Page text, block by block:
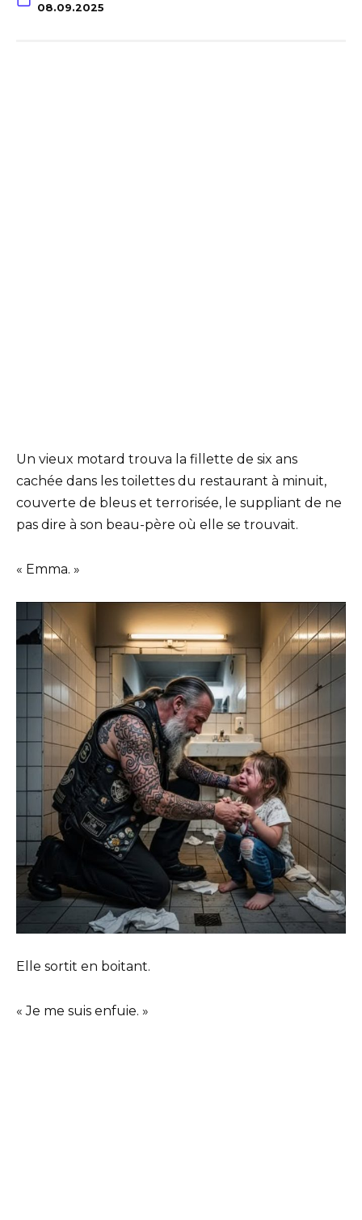
08.09.2025
Un vieux motard trouva la fillette de six ans
cachée dans les toilettes du restaurant à minuit,
couverte de bleus et terrorisée, le suppliant de ne
pas dire à son beau-père où elle se trouvait.
« Emma. »
Elle sortit en boitant.
« Je me suis enfuie. »